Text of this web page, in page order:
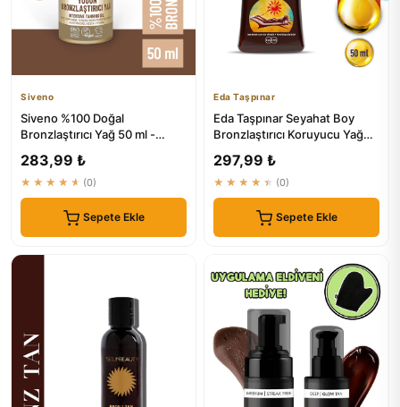
Siveno
Siveno %100 Doğal
Bronzlaştırıcı Yağ 50 ml -
283,99 ₺
★★★★★ (0)
Sepete Ekle
Eda Taşpınar
Eda Taşpınar Seyahat Boy
Bronzlaştırıcı Koruyucu Yağ
297,99 ₺
★★★★★ (0)
Sepete Ekle